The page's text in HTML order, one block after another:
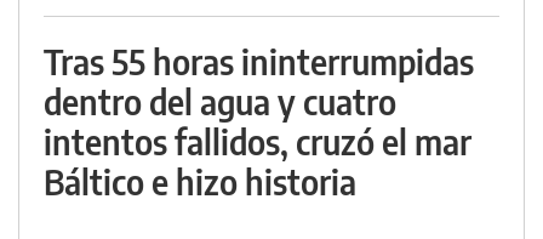
Tras 55 horas ininterrumpidas
dentro del agua y cuatro
intentos fallidos, cruzó el mar
Báltico e hizo historia